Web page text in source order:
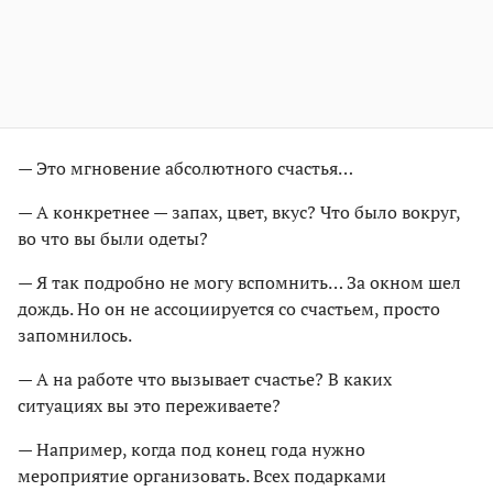
— Это мгновение абсолютного счастья…
— А конкретнее — запах, цвет, вкус? Что было вокруг,
во что вы были одеты?
— Я так подробно не могу вспомнить… За окном шел
дождь. Но он не ассоциируется со счастьем, просто
запомнилось.
— А на работе что вызывает счастье? В каких
ситуациях вы это переживаете?
— Например, когда под конец года нужно
мероприятие организовать. Всех подарками